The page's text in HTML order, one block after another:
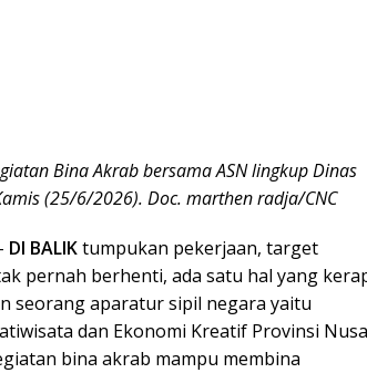
Bina Akrab bersama ASN lingkup Dinas
(25/6/2026). Doc. marthen radja/CNC
DI BALIKtumpukan pekerjaan, target
pernah berhenti, ada satu hal yang
seorang aparatur sipil negara yaitu
dan Ekonomi Kreatif Provinsi Nusa
bina akrab mampu membina